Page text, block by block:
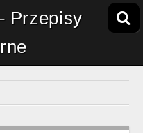
Przepisy